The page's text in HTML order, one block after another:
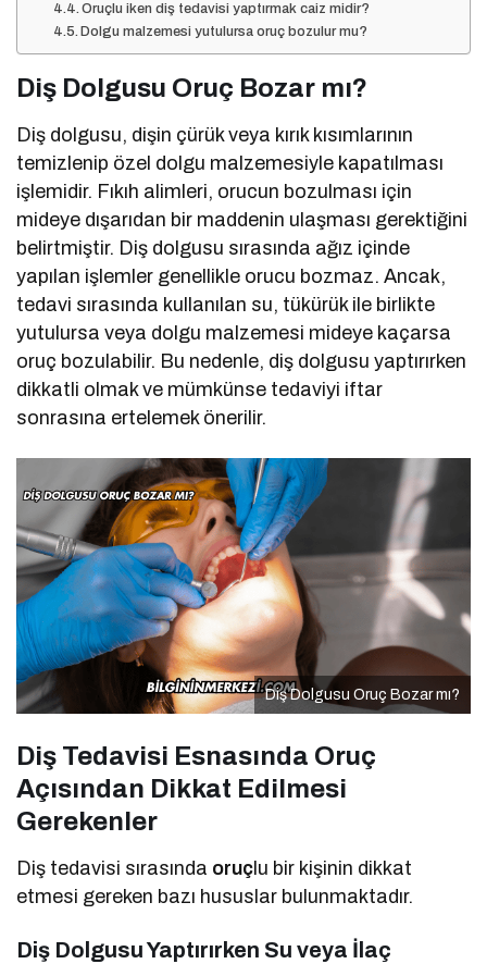
Oruçlu iken diş tedavisi yaptırmak caiz midir?
Dolgu malzemesi yutulursa oruç bozulur mu?
Diş Dolgusu Oruç Bozar mı?
Diş dolgusu, dişin çürük veya kırık kısımlarının
temizlenip özel dolgu malzemesiyle kapatılması
işlemidir. Fıkıh alimleri, orucun bozulması için
mideye dışarıdan bir maddenin ulaşması gerektiğini
belirtmiştir. Diş dolgusu sırasında ağız içinde
yapılan işlemler genellikle orucu bozmaz. Ancak,
tedavi sırasında kullanılan su, tükürük ile birlikte
yutulursa veya dolgu malzemesi mideye kaçarsa
oruç bozulabilir. Bu nedenle, diş dolgusu yaptırırken
dikkatli olmak ve mümkünse tedaviyi iftar
sonrasına ertelemek önerilir.
Diş Dolgusu Oruç Bozar mı?
Diş Tedavisi Esnasında Oruç
Açısından Dikkat Edilmesi
Gerekenler
Diş tedavisi sırasında oruç lu bir kişinin dikkat
etmesi gereken bazı hususlar bulunmaktadır.
Diş Dolgusu Yaptırırken Su veya İlaç